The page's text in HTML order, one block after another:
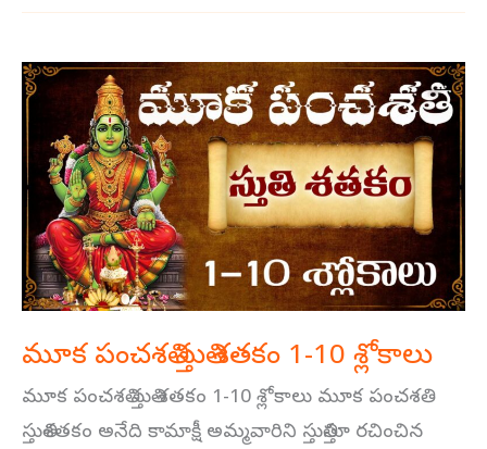
మూక పంచశతి స్తుతి శతకం 1-10 శ్లోకాలు
మూక పంచశతి స్తుతి శతకం 1-10 శ్లోకాలు మూక పంచశతి
స్తుతిశతకం అనేది కామాక్షీ అమ్మవారిని స్తుతిస్తూ రచించిన
మూక
పంచశతి
స్తుతి
శతకం
1-
10
శ్లోకాలు